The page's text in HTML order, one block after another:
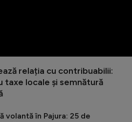
relația cu contribuabilii:
taxe locale și semnătură
volantă în Pajura: 25 de